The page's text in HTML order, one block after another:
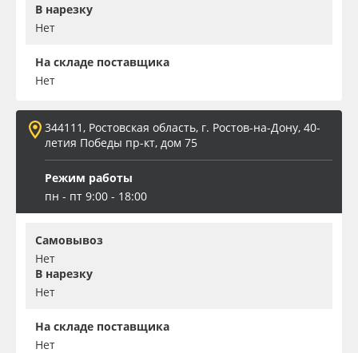
В нарезку
Нет
На складе поставщика
Нет
344111, Ростовская область, г. Ростов-на-Дону, 40-
летия Победы пр-кт, дом 75
Режим работы
пн - пт 9:00 - 18:00
Самовывоз
Нет
В нарезку
Нет
На складе поставщика
Нет